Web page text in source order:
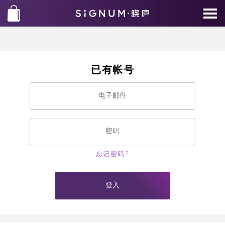
已有帐号
忘记密码?
登入